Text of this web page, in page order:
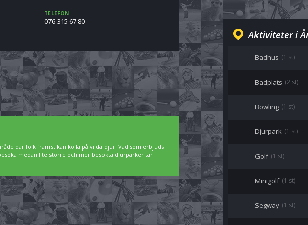
TELEFON
076-315 67 80
Aktiviteter i
Badhus (1 st)
Badplats (2 st)
Bowling (1 st)
Djurpark (1 st)
Golf (1 st)
Minigolf (1 st)
Segway (1 st)
där folk främst kan kolla på vilda djur. Vad som erbjuds
medan lite större och mer besökta djurparker tar